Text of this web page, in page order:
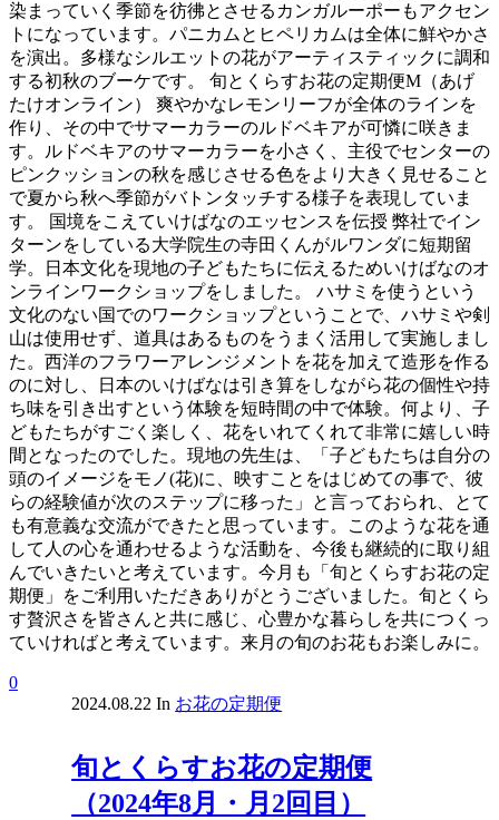
染まっていく季節を彷彿とさせるカンガルーポーもアクセン
トになっています。パニカムとヒペリカムは全体に鮮やかさ
を演出。多様なシルエットの花がアーティスティックに調和
する初秋のブーケです。 旬とくらすお花の定期便M（あげ
たけオンライン） 爽やかなレモンリーフが全体のラインを
作り、その中でサマーカラーのルドベキアが可憐に咲きま
す。ルドベキアのサマーカラーを小さく、主役でセンターの
ピンクッションの秋を感じさせる色をより大きく見せること
で夏から秋へ季節がバトンタッチする様子を表現していま
す。 国境をこえていけばなのエッセンスを伝授 弊社でイン
ターンをしている大学院生の寺田くんがルワンダに短期留
学。日本文化を現地の子どもたちに伝えるためいけばなのオ
ンラインワークショップをしました。 ハサミを使うという
文化のない国でのワークショップということで、ハサミや剣
山は使用せず、道具はあるものをうまく活用して実施しまし
た。西洋のフラワーアレンジメントを花を加えて造形を作る
のに対し、日本のいけばなは引き算をしながら花の個性や持
ち味を引き出すという体験を短時間の中で体験。何より、子
どもたちがすごく楽しく、花をいれてくれて非常に嬉しい時
間となったのでした。現地の先生は、「子どもたちは自分の
頭のイメージをモノ(花)に、映すことをはじめての事で、彼
らの経験値が次のステップに移った」と言っておられ、とて
も有意義な交流ができたと思っています。このような花を通
して人の心を通わせるような活動を、今後も継続的に取り組
んでいきたいと考えています。今月も「旬とくらすお花の定
期便」をご利用いただきありがとうございました。旬とくら
す贅沢さを皆さんと共に感じ、心豊かな暮らしを共につくっ
ていければと考えています。来月の旬のお花もお楽しみに。
0
2024.08.22 In お花の定期便
旬とくらすお花の定期便
（2024年8月・月2回目）